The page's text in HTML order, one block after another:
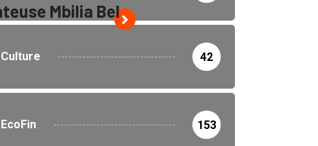
Mbilia Bel
Culture 42
EcoFin 153